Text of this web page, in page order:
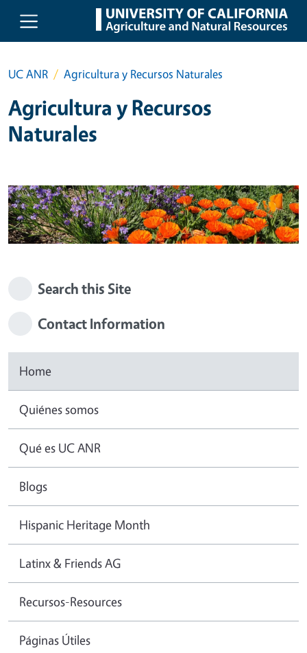
Skip to main content
UC ANR Agricultura y Recursos Naturales
Agricultura y Recursos
Naturales
Search this Site
Contact Information
Home
Quiénes somos
Qué es UC ANR
Blogs
Hispanic Heritage Month
Latinx & Friends AG
Recursos-Resources
Páginas Útiles